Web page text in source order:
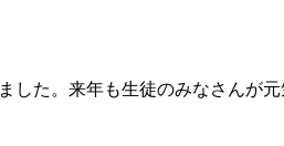
た。来年も生徒のみなさんが